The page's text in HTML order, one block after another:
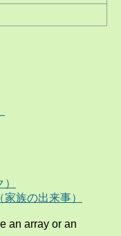
族の出来事）
an array or an